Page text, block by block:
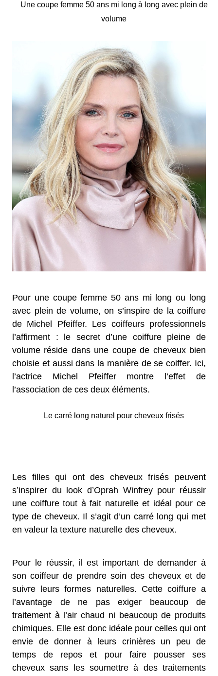
Une coupe femme 50 ans mi long à long avec plein de
volume
Pour une coupe femme 50 ans mi long ou long
avec plein de volume, on s’inspire de la coiffure
de Michel Pfeiffer. Les coiffeurs professionnels
l’affirment : le secret d’une coiffure pleine de
volume réside dans une coupe de cheveux bien
choisie et aussi dans la manière de se coiffer. Ici,
l’actrice Michel Pfeiffer montre l’effet de
l’association de ces deux éléments.
Le carré long naturel pour cheveux frisés
Les filles qui ont des cheveux frisés peuvent
s’inspirer du look d’Oprah Winfrey pour réussir
une coiffure tout à fait naturelle et idéal pour ce
type de cheveux. Il s’agit d’un carré long qui met
en valeur la texture naturelle des cheveux.
Pour le réussir, il est important de demander à
son coiffeur de prendre soin des cheveux et de
suivre leurs formes naturelles. Cette coiffure a
l’avantage de ne pas exiger beaucoup de
traitement à l’air chaud ni beaucoup de produits
chimiques. Elle est donc idéale pour celles qui ont
envie de donner à leurs crinières un peu de
temps de repos et pour faire pousser ses
cheveux sans les soumettre à des traitements